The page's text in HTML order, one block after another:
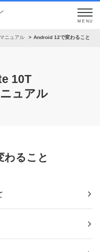
MENU
ニュアル Android 12で変わること
10T
ュアル
ること